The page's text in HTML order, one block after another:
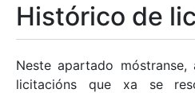
Histórico de
Neste apartado
licitacións que xa se